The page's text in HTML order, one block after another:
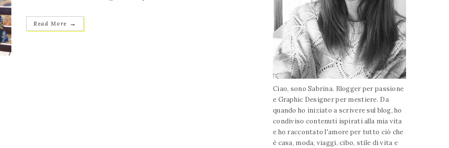
Read More →
Ciao, sono Sabrina. Blogger per passione
e Graphic Designer per mestiere. Da
quando ho iniziato a scrivere sul blog, ho
condiviso contenuti ispirati alla mia vita
e ho raccontato l'amore per tutto ciò che
è casa, moda, viaggi, cibo, stile di vita e